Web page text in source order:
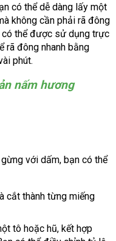
có thể dễ dàng lấy một
không cần phải rã đông
có thể được sử dụng trực
rã đông nhanh bằng
phút.
nấm hương
với dấm, bạn có thể
cắt thành từng miếng
tô hoặc hũ, kết hợp